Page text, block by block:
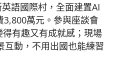
語國際村，全面建置AI
3,800萬元。參與座談會
有趣又有成就感；現場
互動，不用出國也能練習